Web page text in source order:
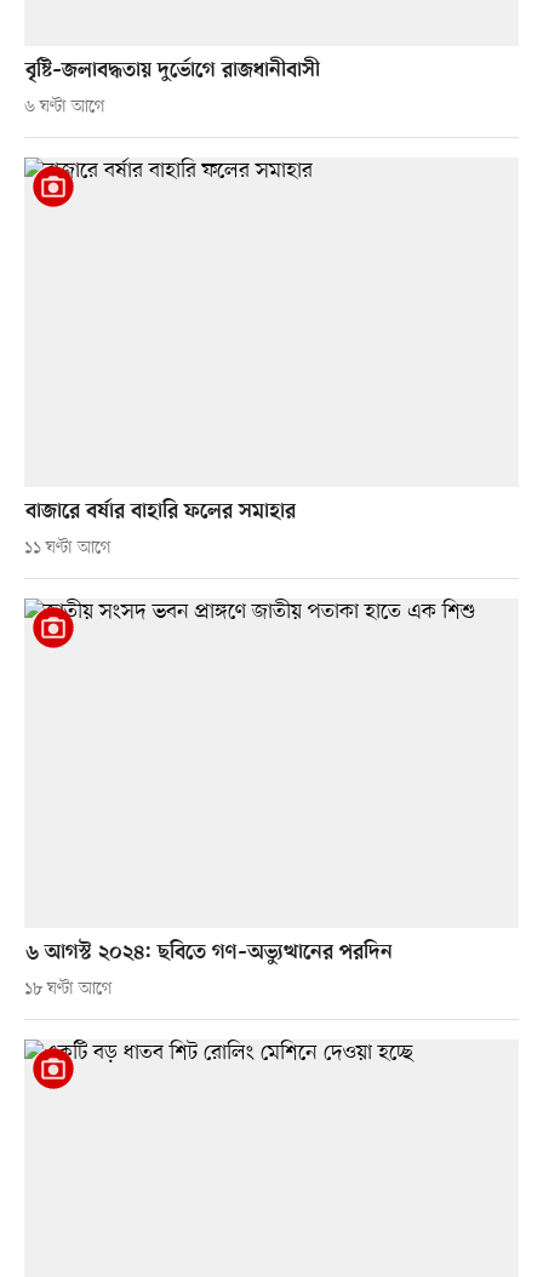
বৃষ্টি–জলাবদ্ধতায় দুর্ভোগে রাজধানীবাসী
৬ ঘণ্টা আগে
বাজারে বর্ষার বাহারি ফলের সমাহার
১১ ঘণ্টা আগে
৬ আগস্ট ২০২৪: ছবিতে গণ–অভ্যুত্থানের পরদিন
১৮ ঘণ্টা আগে